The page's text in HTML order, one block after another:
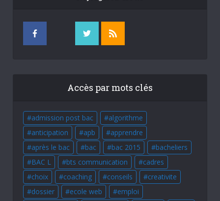
Accès par mots clés
admission post bac
algorithme
anticipation
apb
apprendre
après le bac
bac bac 2015
bacheliers
BAC L
bts communication
cadres
choix
coaching conseils
creativite
dossier
ecole web emploi